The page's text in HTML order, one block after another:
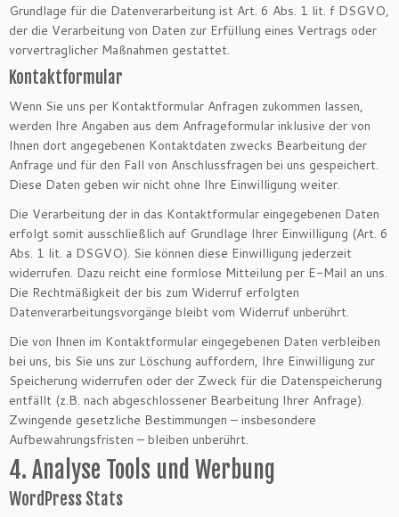
Grundlage für die Datenverarbeitung ist Art. 6 Abs. 1 lit. f DSGVO,
der die Verarbeitung von Daten zur Erfüllung eines Vertrags oder
vorvertraglicher Maßnahmen gestattet.
Kontaktformular
Wenn Sie uns per Kontaktformular Anfragen zukommen lassen,
werden Ihre Angaben aus dem Anfrageformular inklusive der von
Ihnen dort angegebenen Kontaktdaten zwecks Bearbeitung der
Anfrage und für den Fall von Anschlussfragen bei uns gespeichert.
Diese Daten geben wir nicht ohne Ihre Einwilligung weiter.
Die Verarbeitung der in das Kontaktformular eingegebenen Daten
erfolgt somit ausschließlich auf Grundlage Ihrer Einwilligung (Art. 6
Abs. 1 lit. a DSGVO). Sie können diese Einwilligung jederzeit
widerrufen. Dazu reicht eine formlose Mitteilung per E-Mail an uns.
Die Rechtmäßigkeit der bis zum Widerruf erfolgten
Datenverarbeitungsvorgänge bleibt vom Widerruf unberührt.
Die von Ihnen im Kontaktformular eingegebenen Daten verbleiben
bei uns, bis Sie uns zur Löschung auffordern, Ihre Einwilligung zur
Speicherung widerrufen oder der Zweck für die Datenspeicherung
entfällt (z.B. nach abgeschlossener Bearbeitung Ihrer Anfrage).
Zwingende gesetzliche Bestimmungen – insbesondere
Aufbewahrungsfristen – bleiben unberührt.
4. Analyse Tools und Werbung
WordPress Stats